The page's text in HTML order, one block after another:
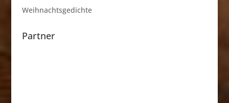
Weihnachtsgedichte
Partner